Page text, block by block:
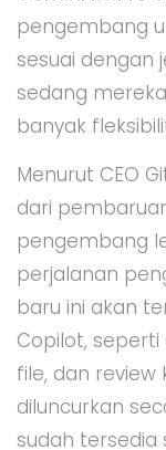
pengembang
sesuai dengan
sedang
banyak
Menurut CEO
dari
pengembang
perjalanan
baru ini akan
Copilot,
file, dan review
diluncurkan
sudah tersedia